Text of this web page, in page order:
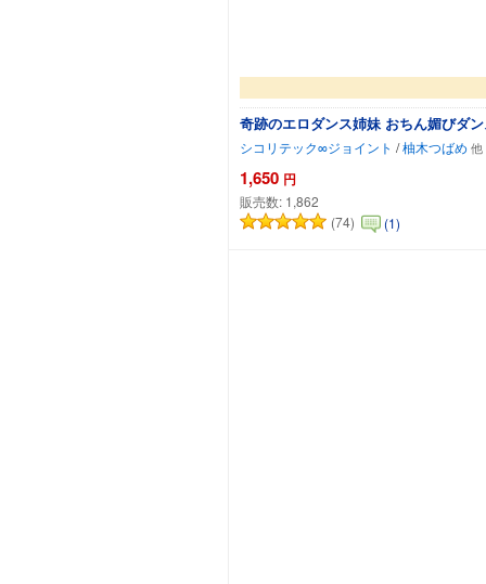
奇跡のエロダンス姉妹 おちん媚びダ
シコリテック∞ジョイント /柚木つばめ
1,650 円
販売数: 1,862
(74)
(1)